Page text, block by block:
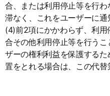
合、または利用停止等を行
滞なく、これをユーザーに通
(4)前2項にかかわらず、利
合その他利用停止等を行う
ザーの権利利益を保護する
置をとれる場合は、この代替